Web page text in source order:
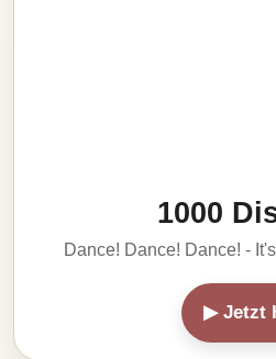
1000
Dance! Dance! Dance! -
▶ Jetzt